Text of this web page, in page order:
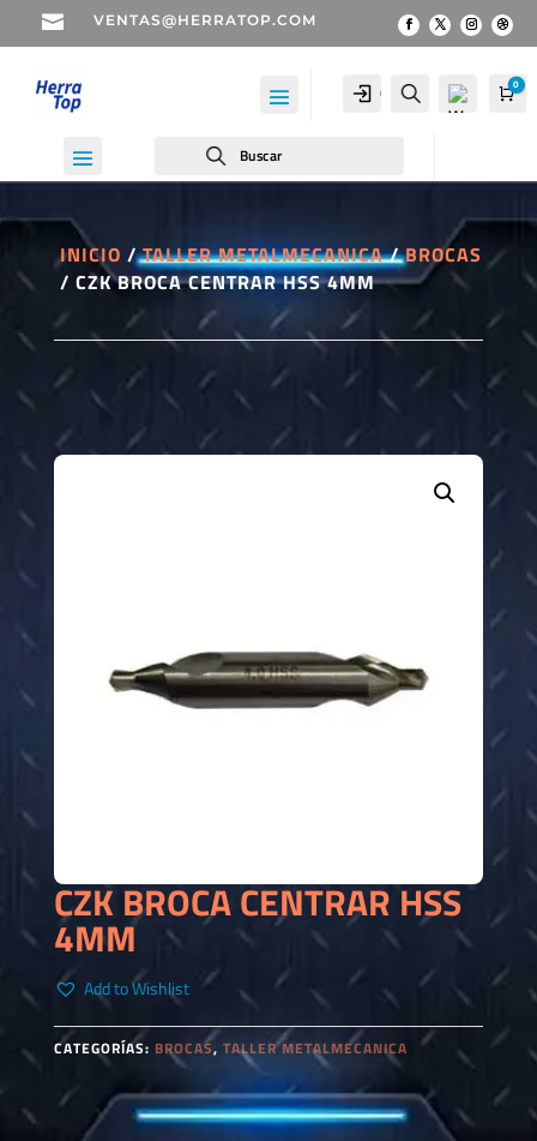
 VENTAS@HERRATOP.COM
Cuenta Buscar
Wis
-0
0
Buscar
INICIO /TALLER METALMECANICA/BROCAS
/ CZK BROCA CENTRAR HSS 4MM
CZK BROCA CENTRAR HSS
4MM
Add to Wishlist
CATEGORÍAS: BROCAS, TALLER METALMECANICA